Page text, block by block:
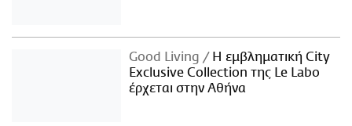
Good Living
Η εμβληματική City
Exclusive Collection της Le Labo
έρχεται στην Αθήνα